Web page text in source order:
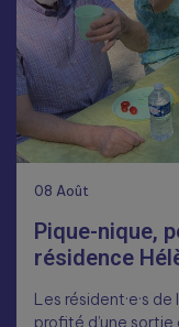
08 Août
Pique-nique,
résidence
Les résident·e·s
profité d’une sortie